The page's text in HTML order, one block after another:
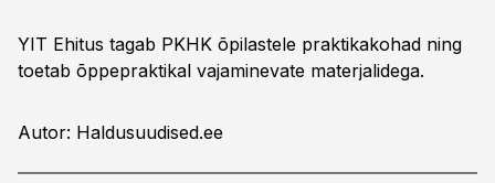
YIT Ehitus tagab PKHK õpilastele praktikakohad ning
toetab õppepraktikal vajaminevate materjalidega.
Autor: Haldusuudised.ee